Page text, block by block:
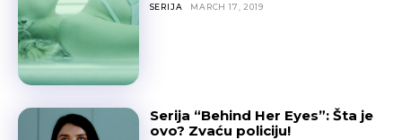
SERIJA MARCH 17, 2019
Serija “Behind Her Eyes”: Šta je
ovo? Zvaću policiju!